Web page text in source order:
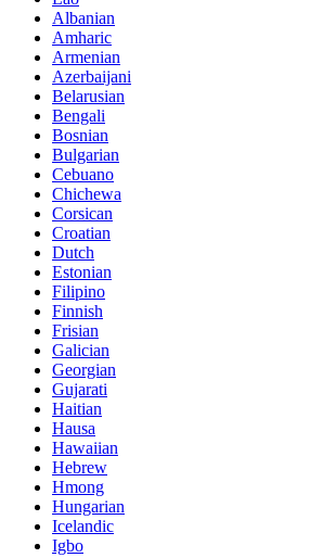
Albanian
Amharic
Armenian
Azerbaijani
Belarusian
Bengali
Bosnian
Bulgarian
Cebuano
Chichewa
Corsican
Croatian
Dutch
Estonian
Filipino
Finnish
Frisian
Galician
Georgian
Gujarati
Haitian
Hausa
Hawaiian
Hebrew
Hmong
Hungarian
Icelandic
Igbo